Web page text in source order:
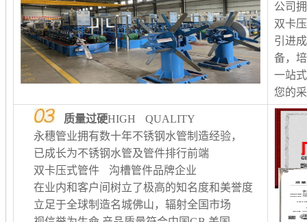
公司
双卡
引进
备，
一站
您的
质量过硬HIGH QUALITY
永穗管业拥有数十年不锈钢水管制造经验，
已成长为不锈钢水管及管件排行前端
双卡压式管件 沟槽管件品牌企业
在业内和客户间树立了极高的知名度和美誉度
立足于全球制造名城佛山，辐射全国市场